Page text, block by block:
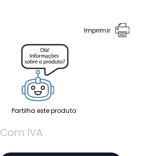
Imprimir
Partilha este produto:
Com IVA